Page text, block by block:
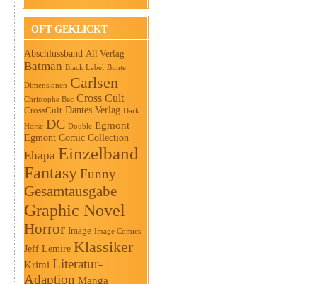
OFT GEKLICKT
Abschlussband All Verlag
Batman Black Label Bunte
Dimensionen Carlsen
Christophe Bec Cross Cult
CrossCult Dantes Verlag Dark
Horse DC Double Egmont
Egmont Comic Collection
Ehapa Einzelband
FantasyFunny
Gesamtausgabe
Graphic Novel
Horror Image Image Comics
Jeff Lemire Klassiker
Krimi Literatur-
Adaption Manga